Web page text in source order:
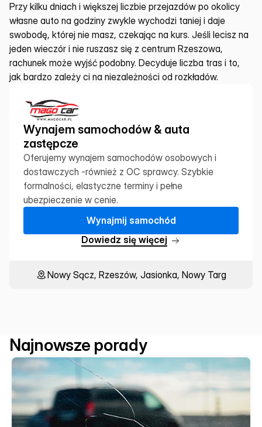
Przy kilku dniach i większej liczbie przejazdów po okolicy
własne auto na godziny zwykle wychodzi taniej i daje
swobodę, której nie masz, czekając na kurs. Jeśli lecisz na
jeden wieczór i nie ruszasz się z centrum Rzeszowa,
rachunek może wyjść podobny. Decyduje liczba tras i to,
jak bardzo zależy ci na niezależności od rozkładów.
Wynajem samochodów & auta
zastępcze
Oferujemy wynajem samochodów osobowych i
dostawczych -również z OC sprawcy. Szybkie
formalności, elastyczne terminy i pełne
ubezpieczenie w cenie.
Wynajmij samochód
Dowiedz się więcej
Nowy Sącz, Rzeszów, Jasionka, Nowy Targ
Najnowsze porady